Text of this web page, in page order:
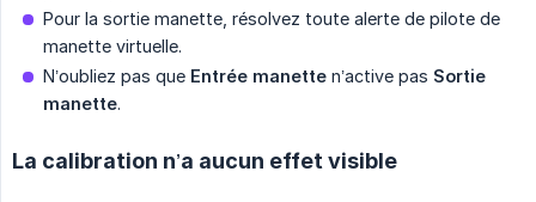
Pour la sortie manette, résolvez toute alerte de pilote de
manette virtuelle.
N’oubliez pas que Entrée manette n’active pas Sortie
manette.
La calibration n’a aucun effet visible